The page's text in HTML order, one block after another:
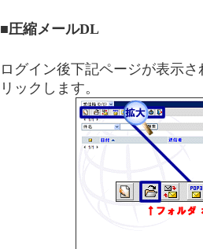
■圧縮メールDL
ログイン後下記ページが表示
リックします。